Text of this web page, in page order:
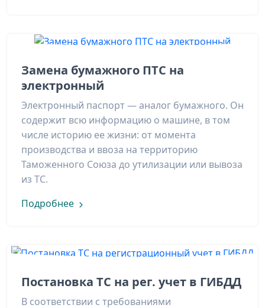
Замена бумажного ПТС на
электронный
Электронный паспорт — аналог бумажного. Он
содержит всю информацию о машине, в том
числе историю ее жизни: от момента
производства и ввоза на территорию
Таможенного Союза до утилизации или вывоза
из ТС.
Подробнее
Постановка ТС на рег. учет в ГИБДД
В соответствии с требованиями